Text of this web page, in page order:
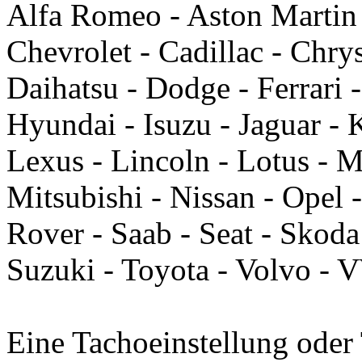
Alfa Romeo - Aston
Chevrolet - Cadillac -
Daihatsu - Dodge -
Hyundai - Isuzu - Jaguar -
Lexus - Lincoln - Lotus -
Mitsubishi - Nissan - Opel
Rover - Saab - Seat -
Suzuki - Toyota - Volvo -
Eine Tachoeinstellung